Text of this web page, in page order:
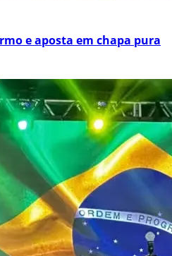
e aposta em chapa pura